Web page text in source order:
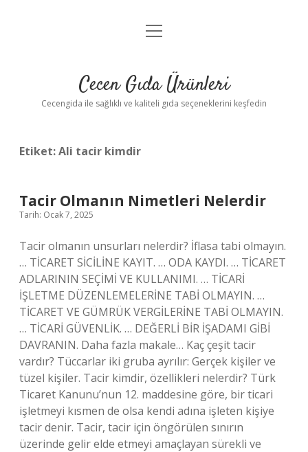
Anasayfa
Yasal Uyarı
menüyü
Cecen Gıda Ürünleri
Cecengida ile sağlıklı ve kaliteli gıda seçeneklerini keşfedin
Etiket:Ali tacir kimdir
Tacir Olmanın Nimetleri Nelerdir
Tarih: Ocak 7, 2025
Tacir olmanın unsurları nelerdir? İflasa tabi olmayın.
… TİCARET SİCİLİNE KAYIT. … ODA KAYDI. … TİCARET
ADLARININ SEÇİMİ VE KULLANIMI. … TİCARİ
İŞLETME DÜZENLEMELERİNE TABİ OLMAYIN. …
TİCARET VE GÜMRÜK VERGİLERİNE TABİ OLMAYIN.
… TİCARİ GÜVENLİK. … DEĞERLİ BİR İŞADAMI GİBİ
DAVRANIN. Daha fazla makale… Kaç çeşit tacir
vardır? Tüccarlar iki gruba ayrılır: Gerçek kişiler ve
tüzel kişiler. Tacir kimdir, özellikleri nelerdir? Türk
Ticaret Kanunu’nun 12. maddesine göre, bir ticari
işletmeyi kısmen de olsa kendi adına işleten kişiye
tacir denir. Tacir, tacir için öngörülen sınırın
üzerinde gelir elde etmeyi amaçlayan sürekli ve